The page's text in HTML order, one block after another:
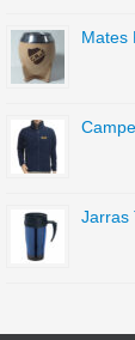
Mates
Jarras